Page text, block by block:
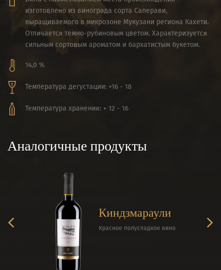
изготовлено из винограда сорта Саперави,
выращиваемого в микрозоне Мукузани региона Кахети.
Отличается темно-рубиновым цветом. Характеризуется
сильным сортовым ароматом и бархатистым букетом.
14,0 %
Температура дегустации: +16 - 18
Температура хранения: + 12 - 16
Аналогичные продукты
Киндзмараули
Красное полусладкое вино